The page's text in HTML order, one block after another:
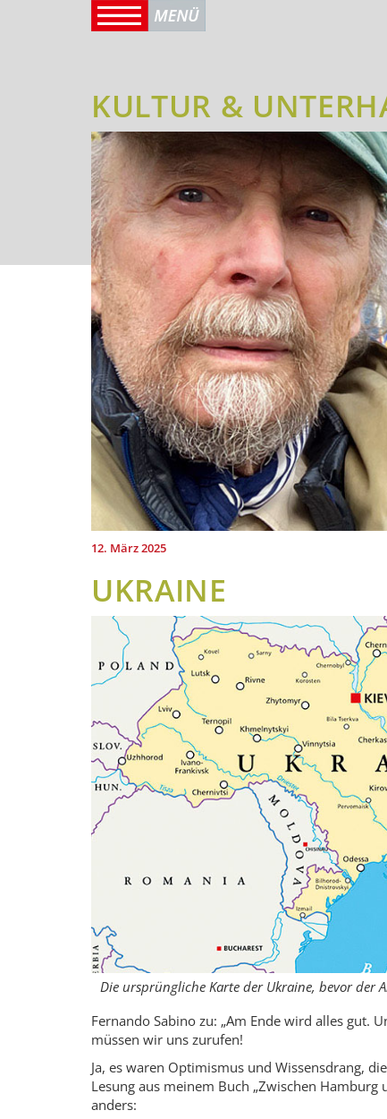
KULTUR &
12. März 2025
UKRAINE
Die ursprüngliche Karte der Ukraine, bevor der
Fernando Sabino zu: „Am Ende wird alles gut.
müssen wir uns zurufen!
Ja, es waren Optimismus und Wissensdrang,
Lesung aus meinem Buch „Zwischen
anders: